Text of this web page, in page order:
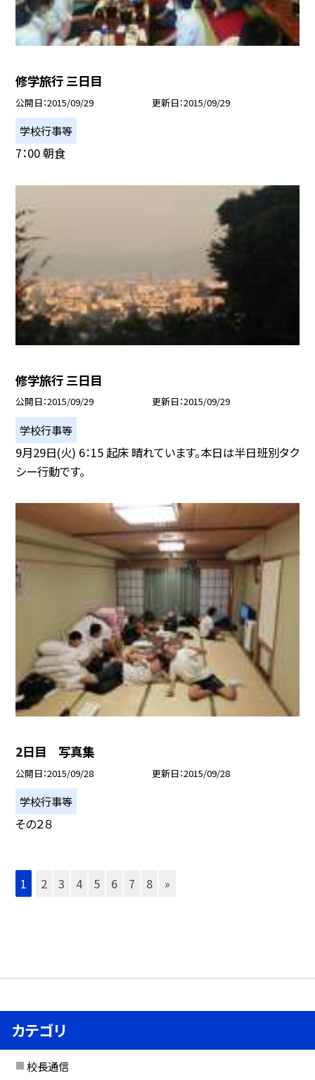
修学旅行 三日目
公開日 2015/09/29 更新日 2015/09/29
学校行事等
7：00 朝食
修学旅行 三日目
公開日 2015/09/29 更新日 2015/09/29
学校行事等
9月29日(火) 6：15 起床 晴れています。本日は半日班別タク
シー行動です。
2日目 写真集
公開日 2015/09/28 更新日 2015/09/28
学校行事等
その２８
1 2 3 4 5 6 7 8 »
カテゴリ
校長通信